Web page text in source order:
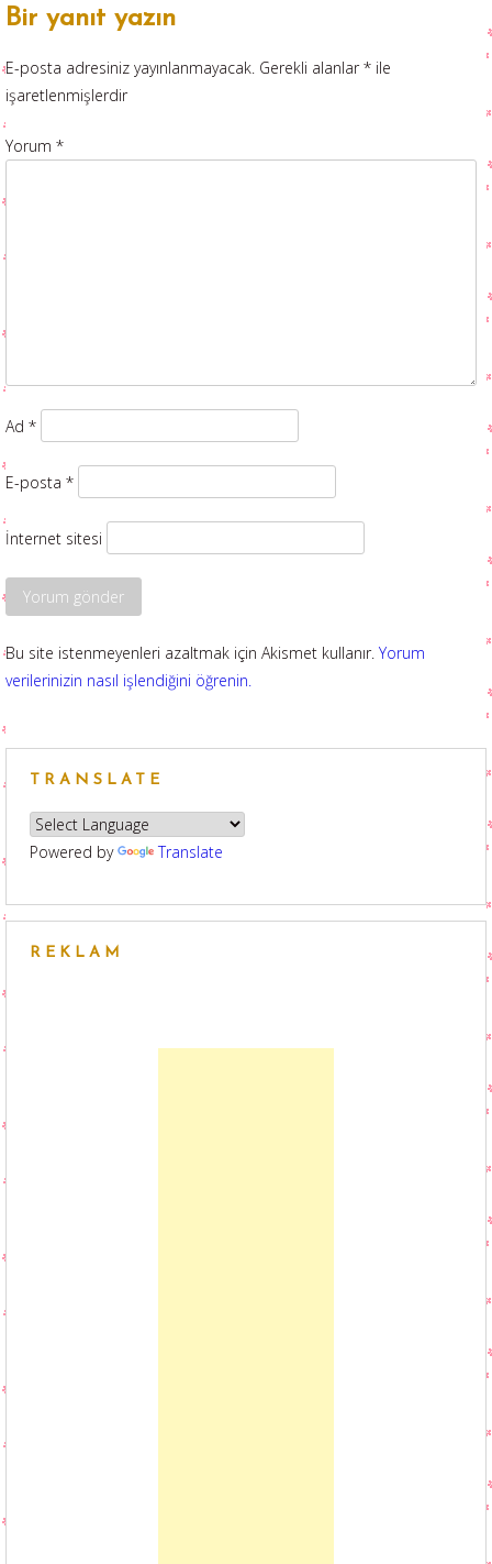
Bir yanıt yazın
E-posta adresiniz yayınlanmayacak. Gerekli alanlar* ile
işaretlenmişlerdir
Yorum *
Ad *
E-posta *
İnternet sitesi
Bu site istenmeyenleri azaltmak için Akismet kullanır. Yorum
verilerinizin nasıl işlendiğini öğrenin.
TRANSLATE
Powered by Translate
REKLAM